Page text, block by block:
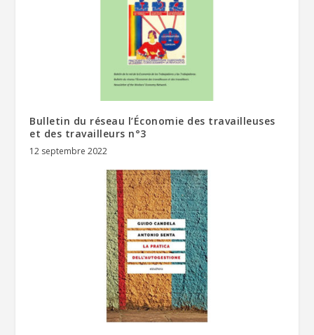
Bulletin du réseau l’Économie des travailleuses
et des travailleurs n°3
12 septembre 2022